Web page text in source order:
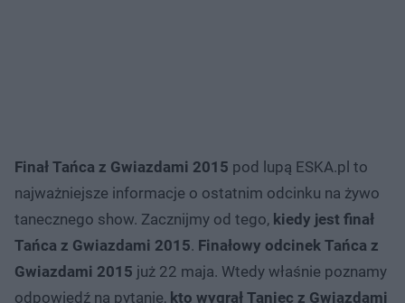
Finał Tańca z Gwiazdami 2015 pod lupą ESKA.pl to
najważniejsze informacje o ostatnim odcinku na żywo
tanecznego show. Zacznijmy od tego, kiedy jest finał
Tańca z Gwiazdami 2015. Finałowy odcinek Tańca z
Gwiazdami 2015 już 22 maja. Wtedy właśnie poznamy
odpowiedź na pytanie, kto wygrał Taniec z Gwiazdami